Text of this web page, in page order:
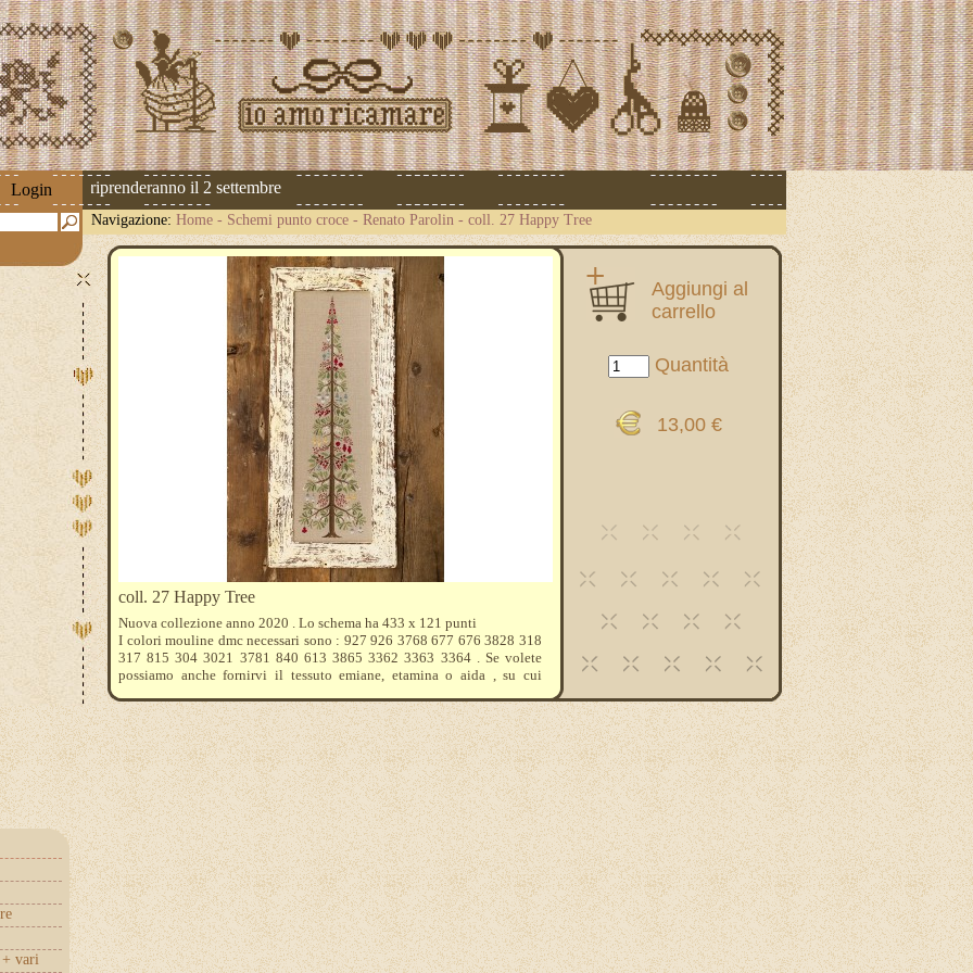
Login riprenderanno il 2 settembre
Navigazione: Home - Schemi punto croce - Renato Parolin - coll. 27 Happy Tree
+ vari
Aggiungi al
carrello
Quantità
13,00 €
coll. 27 Happy Tree
Nuova collezione anno 2020 . Lo schema ha 433 x 121 punti
I colori mouline dmc necessari sono : 927 926 3768 677 676 3828 318
317 815 304 3021 3781 840 613 3865 3362 3363 3364 . Se volete
possiamo anche fornirvi il tessuto emiane, etamina o aida , su cui
tessuto acquistare .